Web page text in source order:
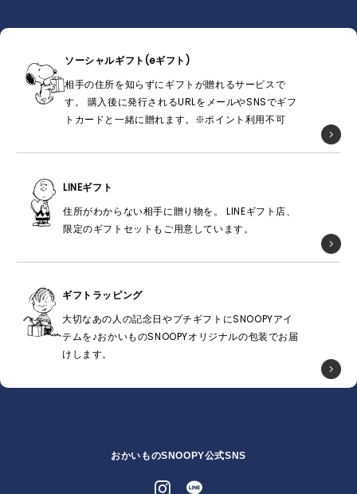
ソーシャルギフト(eギフト)
相手の住所を知らずにギフトが贈れるサービスで
す。 購入後に発行されるURLをメールやSNSでギフ
トカードと一緒に贈れます。※ポイント利用不可
LINEギフト
住所がわからない相手に贈り物を。 LINEギフト店、
限定のギフトセットもご用意しています。
ギフトラッピング
大切なあの人の記念日やプチギフトにSNOOPYアイ
テムを♪おかいものSNOOPYオリジナルの包装でお届
けします。
おかいものSNOOPY公式SNS